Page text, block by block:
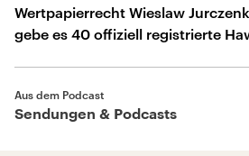
Wertpapierrecht Wieslaw
gebe es 40 offiziell registrierte
Aus dem Podcast
Sendungen & Podcasts